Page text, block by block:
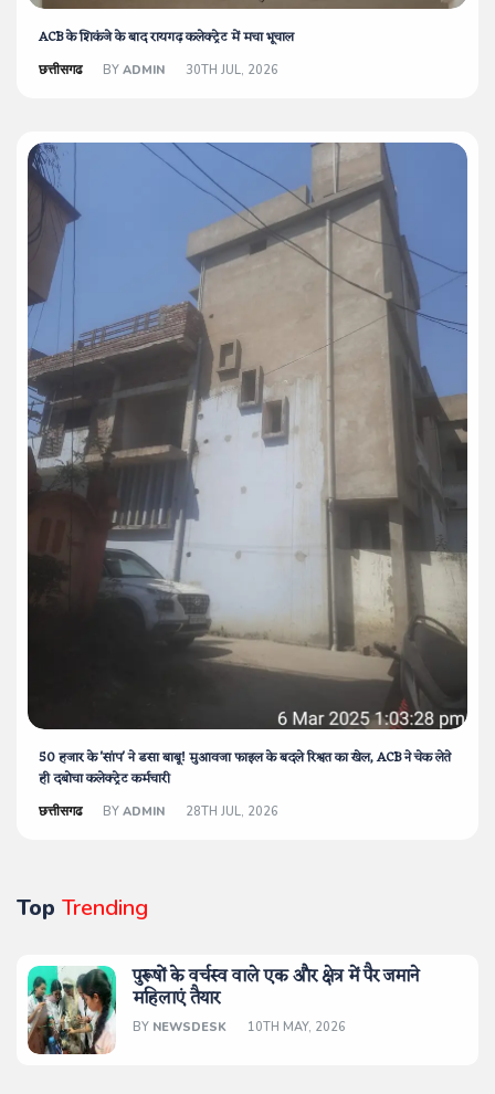
ACB के शिकंजे के बाद रायगढ़ कलेक्ट्रेट में मचा भूचाल
छत्तीसगढ BY ADMIN 30TH JUL, 2026
50 हजार के 'सांप' ने डसा बाबू! मुआवजा फाइल के बदले रिश्वत का खेल, ACB ने चेक लेते
ही दबोचा कलेक्ट्रेट कर्मचारी
छत्तीसगढ BY ADMIN 28TH JUL, 2026
Top Trending
पुरूषों के वर्चस्व वाले एक और क्षेत्र में पैर जमाने
महिलाएं तैयार
BY NEWSDESK 10TH MAY, 2026